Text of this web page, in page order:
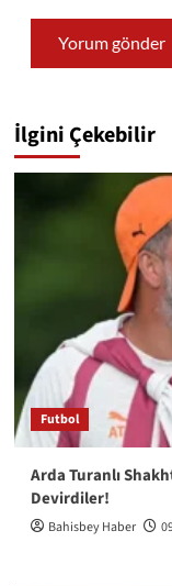
İlgini Çekebilir
Futbol
Arda Turanlı
Devirdiler!
Bahisbey Haber